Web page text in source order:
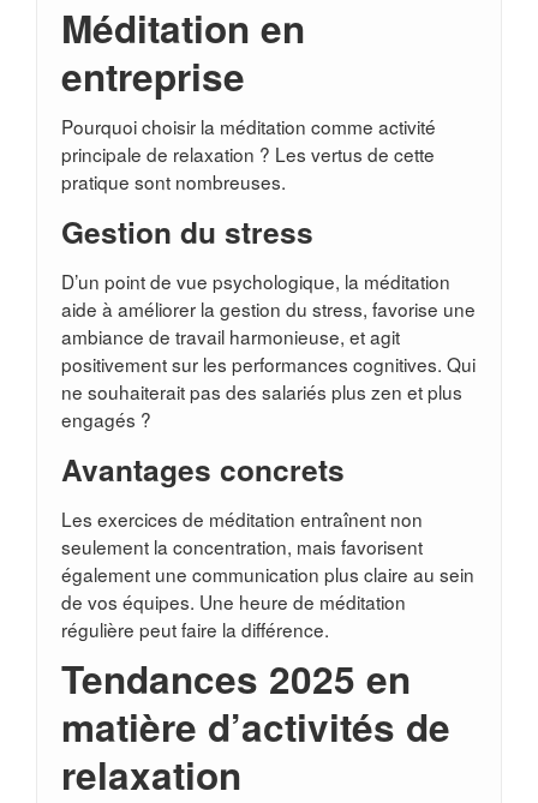
Méditation en
entreprise
Pourquoi choisir la méditation comme activité
principale de relaxation ? Les vertus de cette
pratique sont nombreuses.
Gestion du stress
D’un point de vue psychologique, la méditation
aide à améliorer la gestion du stress, favorise une
ambiance de travail harmonieuse, et agit
positivement sur les performances cognitives. Qui
ne souhaiterait pas des salariés plus zen et plus
engagés ?
Avantages concrets
Les exercices de méditation entraînent non
seulement la concentration, mais favorisent
également une communication plus claire au sein
de vos équipes. Une heure de méditation
régulière peut faire la différence.
Tendances 2025 en
matière d’activités de
relaxation